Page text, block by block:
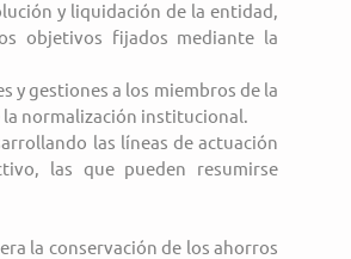
y liquidación de la entidad,
objetivos fijados mediante la
y gestiones a los miembros de la
la normalización institucional.
las líneas de actuación
las que pueden resumirse
la conservación de los ahorros